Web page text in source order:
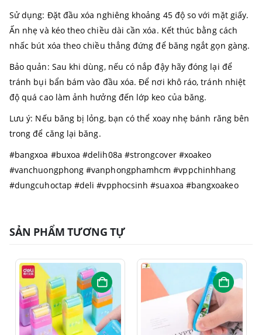
Sử dụng: Đặt đầu xóa nghiêng khoảng 45 độ so với mặt giấy.
Ấn nhẹ và kéo theo chiều dài cần xóa. Kết thúc bằng cách
nhấc bút xóa theo chiều thẳng đứng để băng ngắt gọn gàng.
Bảo quản: Sau khi dùng, nếu có nắp đậy hãy đóng lại để
tránh bụi bẩn bám vào đầu xóa. Để nơi khô ráo, tránh nhiệt
độ quá cao làm ảnh hưởng đến lớp keo của băng.
Lưu ý: Nếu băng bị lỏng, bạn có thể xoay nhẹ bánh răng bên
trong để căng lại băng.
#bangxoa #buxoa #delih08a #strongcover #xoakeo
#vanchuongphong #vanphongphamhcm #vppchinhhang
#dungcuhoctap #deli #vpphocsinh #suaxoa #bangxoakeo
SẢN PHẨM TƯƠNG TỰ